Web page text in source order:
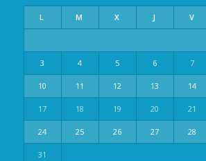
L M X J V
3 4 5 6 7
10 11 12 13 14
17 18 19 20 21
24 25 26 27 28
31